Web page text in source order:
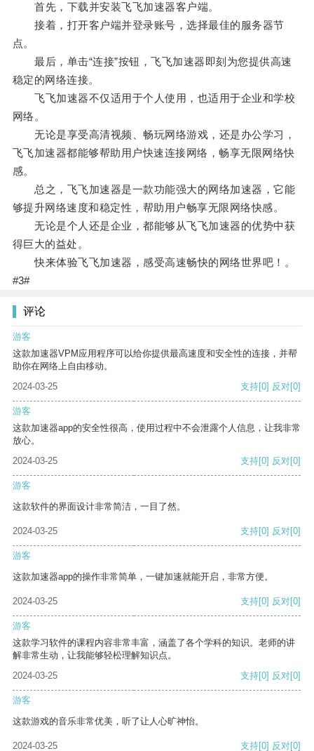
首先，下载并安装飞飞加速器客户端。
接着，打开客户端并登录账号，选择最佳的服务器节
点。
最后，单击“连接”按钮，飞飞加速器即刻为您提供高速
稳定的网络连接。
飞飞加速器不仅适用于个人使用，也适用于企业和学校
网络。
无论是享受高清视频、畅玩网络游戏，还是办公学习，
飞飞加速器都能够帮助用户快速连接网络，畅享无限网络快
感。
总之，飞飞加速器是一款功能强大的网络加速器，它能
够提升网络速度和稳定性，帮助用户畅享无限网络快感。
无论是个人还是企业，都能够从飞飞加速器的优势中获
得巨大的益处。
快来体验飞飞加速器，感受高速畅快的网络世界吧！。
#3#
评论
游客
这款加速器VPM应用程序可以给你提供最高速度和安全性的连接，并帮
助你在网络上自由移动。
2024-03-25
支持[0] 反对[0]
游客
这款加速器app的安全性很高，使用过程中不会泄露个人信息，让我非常
放心。
2024-03-25
支持[0] 反对[0]
游客
这款软件的界面设计非常简洁，一目了然。
2024-03-25 支持[0] 反对[0]
游客
这款加速器app的操作非常简单，一键加速就能开启，非常方便。
2024-03-25 支持[0] 反对[0]
游客
这款学习软件的课程内容非常丰富，涵盖了各个学科的知识。老师的讲
解非常生动，让我能够轻松理解知识点。
2024-03-25
支持[0] 反对[0]
游客
这款游戏的音乐非常优美，听了让人心旷神怡。
2024-03-25 支持[0] 反对[0]